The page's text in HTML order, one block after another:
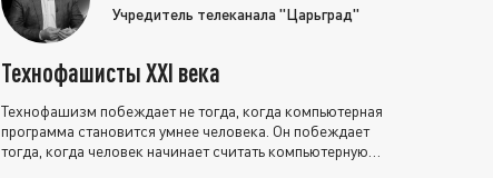
Учредитель телеканала "Царьград"
Технофашисты XXI века
Технофашизм побеждает не тогда, когда компьютерная
программа становится умнее человека. Он побеждает
тогда, когда человек начинает считать компьютерную